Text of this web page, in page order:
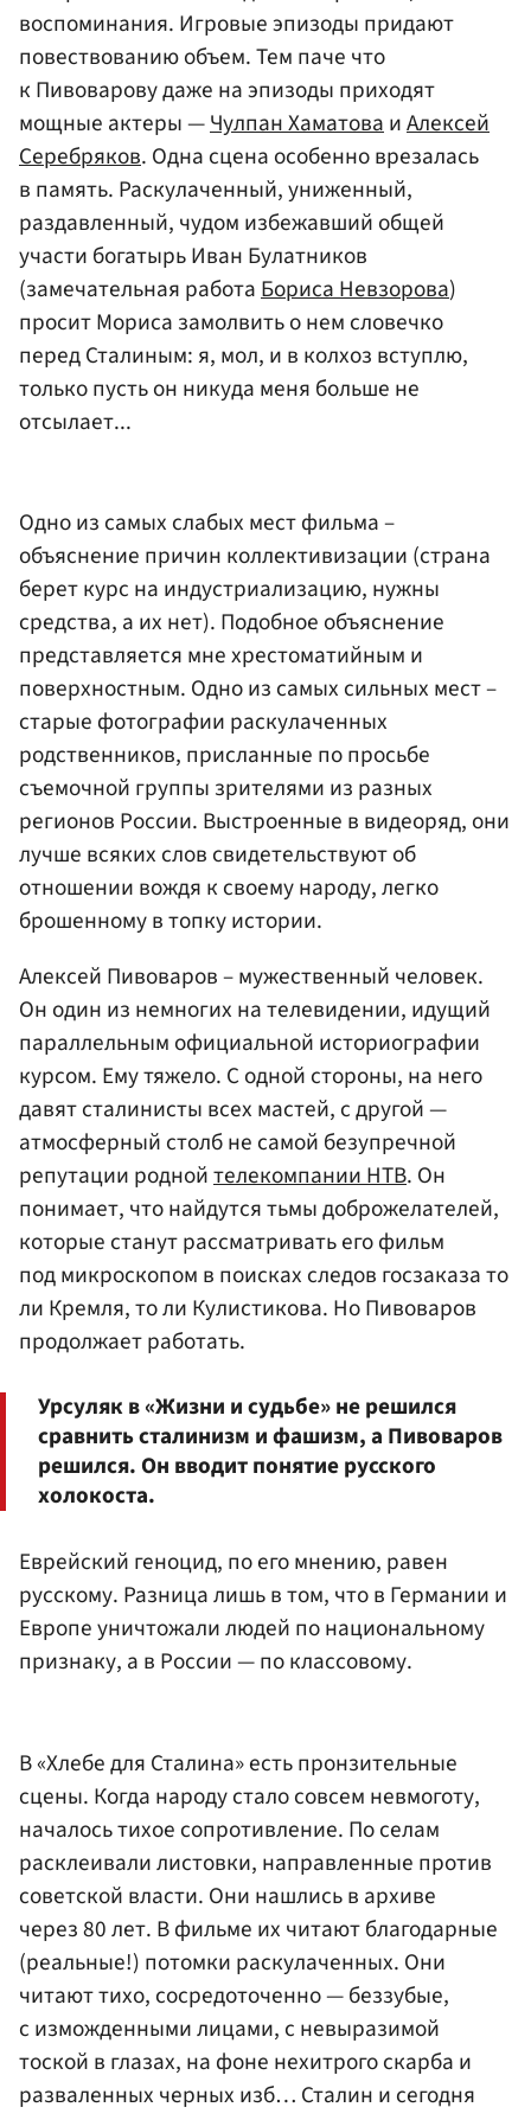
воспоминания. Игровые эпизоды придают
повествованию объем. Тем паче что
к Пивоварову даже на эпизоды приходят
мощные актеры —Чулпан ХаматоваиАлексей
Серебряков. Одна сцена особенно врезалась
в память. Раскулаченный, униженный,
раздавленный, чудом избежавший общей
участи богатырь Иван Булатников
(замечательная работаБориса Невзорова)
просит Мориса замолвить о нем словечко
перед Сталиным: я, мол, и в колхоз вступлю,
только пусть он никуда меня больше не
отсылает...
Одно из самых слабых мест фильма –
объяснение причин коллективизации (страна
берет курс на индустриализацию, нужны
средства, а их нет). Подобное объяснение
представляется мне хрестоматийным и
поверхностным. Одно из самых сильных мест –
старые фотографии раскулаченных
родственников, присланные по просьбе
съемочной группы зрителями из разных
регионов России. Выстроенные в видеоряд, они
лучше всяких слов свидетельствуют об
отношении вождя к своему народу, легко
брошенному в топку истории.
Алексей Пивоваров – мужественный человек.
Он один из немногих на телевидении, идущий
параллельным официальной историографии
курсом. Ему тяжело. С одной стороны, на него
давят сталинисты всех мастей, с другой —
атмосферный столб не самой безупречной
репутации роднойтелекомпании НТВ. Он
понимает, что найдутся тьмы доброжелателей,
которые станут рассматривать его фильм
под микроскопом в поисках следов госзаказа то
ли Кремля, то ли Кулистикова. Но Пивоваров
продолжает работать.
Урсуляк в «Жизни и судьбе» не решился
сравнить сталинизм и фашизм, а Пивоваров
решился. Он вводит понятие русского
холокоста.
Еврейский геноцид, по его мнению, равен
русскому. Разница лишь в том, что в Германии и
Европе уничтожали людей по национальному
признаку, а в России — по классовому.
В «Хлебе для Сталина» есть пронзительные
сцены. Когда народу стало совсем невмоготу,
началось тихое сопротивление. По селам
расклеивали листовки, направленные против
советской власти. Они нашлись в архиве
через 80 лет. В фильме их читают благодарные
(реальные!) потомки раскулаченных. Они
читают тихо, сосредоточенно — беззубые,
с изможденными лицами, с невыразимой
тоской в глазах, на фоне нехитрого скарба и
разваленных черных изб… Сталин и сегодня